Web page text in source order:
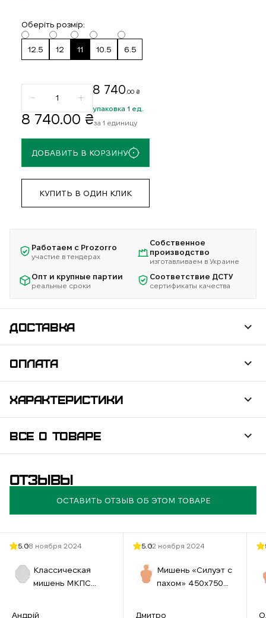
Работаем с Prozorro
участие в тендерах
Собственное
производство
изготавливаем в Украине
Опт и крупные партии
реальные сроки
Соответствие ДСТУ
сертификаты качества
ДОСТАВКА
ОПЛАТА
ХАРАКТЕРИСТИКИ
ВСЕ О ТОВАРЕ
Оберіть розмір:
12.5 12 11 10.5 6.5
8 740 .00 ₴
упаковка 1 ед.
8 740.00 ₴за 1 единицу
ДОБАВИТЬ В КОРЗИНУ
КУПИТЬ В ОДИН КЛИК
ОТЗЫВЫ
ОСТАВИТЬ ОТЗЫВ ОБ ЭТОМ ТОВАРЕ
5.018 ноября 2024
Классическая
мишень МКПС
Андрій
5.012 ноября 2024
Мишень «Силуэт с
пахом» 450х750
Дмитро